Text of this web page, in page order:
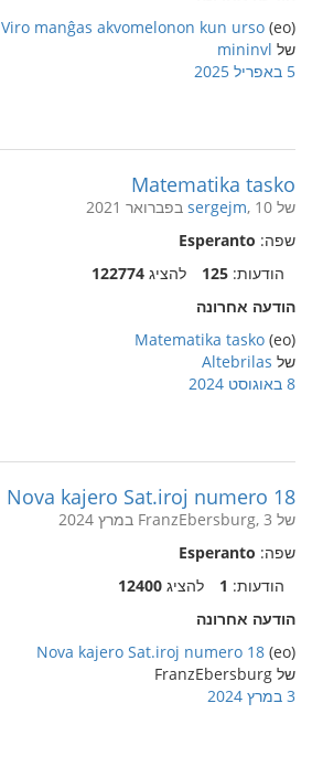
(eo)
Viro manĝas akvomelonon kun urso
של mininvl
5 באפריל 2025
Matematika tasko
של sergejm, 10 בפברואר 2021
שפה: Esperanto
הודעות: 125 להציג 122774
הודעה אחרונה
(eo)
Matematika tasko
של Altebrilas
8 באוגוסט 2024
Nova kajero Sat.iroj numero 18
של FranzEbersburg, 3 במרץ 2024
שפה: Esperanto
הודעות: 1 להציג 12400
הודעה אחרונה
(eo)
Nova kajero Sat.iroj numero 18
של FranzEbersburg
3 במרץ 2024